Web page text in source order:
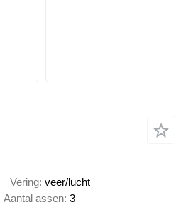
Vering veer/lucht
Aantal assen 3